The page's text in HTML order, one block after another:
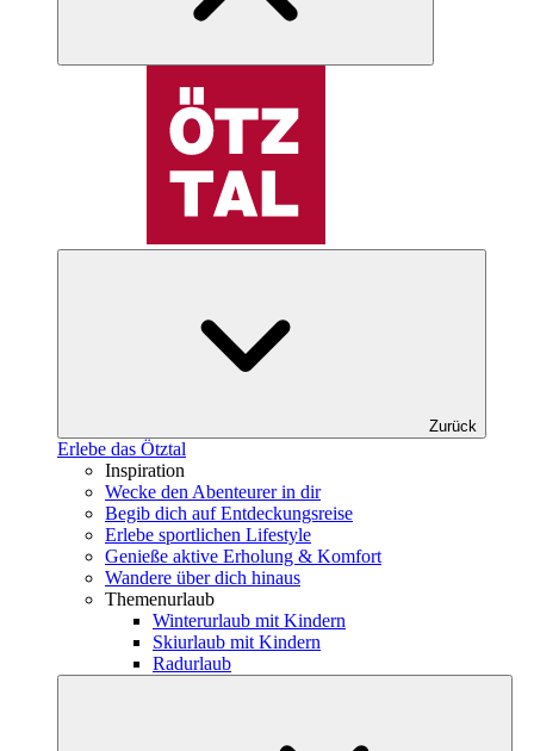
Zurück
Erlebe das Ötztal
Inspiration
Wecke den Abenteurer in dir
Begib dich auf Entdeckungsreise
Erlebe sportlichen Lifestyle
Genieße aktive Erholung & Komfort
Wandere über dich hinaus
Themenurlaub
Winterurlaub mit Kindern
Skiurlaub mit Kindern
Radurlaub